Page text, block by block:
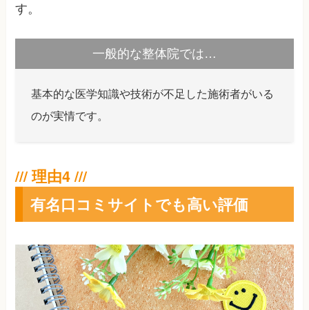
す。
一般的な整体院では…
基本的な医学知識や技術が不足した施術者がいる
のが実情です。
有名口コミサイトでも高い評価